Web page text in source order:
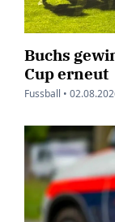
Buchs
Cup erneut
Fussball •